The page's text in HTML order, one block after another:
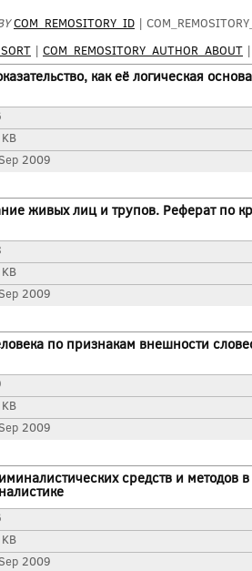
COM_REMOSITORY_ID |
| COM_REMOSITORY_AUTHOR_ABOUT
как её логическая
2009
живых лиц и трупов. Реферат по
2009
по признакам внешности
2009
средств и методов
2009